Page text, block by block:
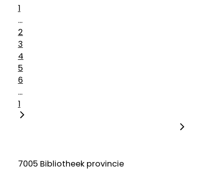
1
...
2
3
4
5
6
...
1
7005 Bibliotheek provincie